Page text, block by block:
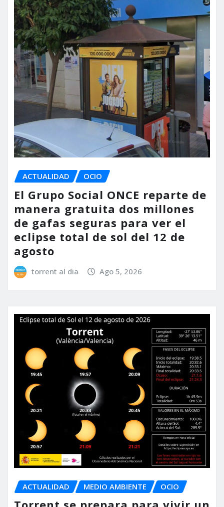
ACTUALIDAD OCIO
El Grupo Social ONCE reparte de
manera gratuita dos millones
de gafas seguras para ver el
eclipse total de sol del 12 de
agosto
torrent al dia Ago 5, 2026
ACTUALIDAD MEDIO AMBIENTE OCIO